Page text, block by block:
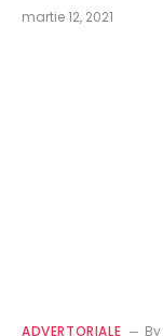
martie 12, 2021
ADVERTORIALE By